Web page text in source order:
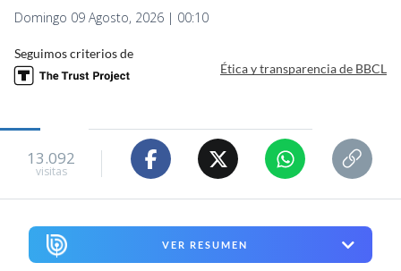
Domingo 09 Agosto, 2026 | 00:10
Seguimos criterios de
Ética y transparencia de BBCL
13.092
visitas
VER RESUMEN